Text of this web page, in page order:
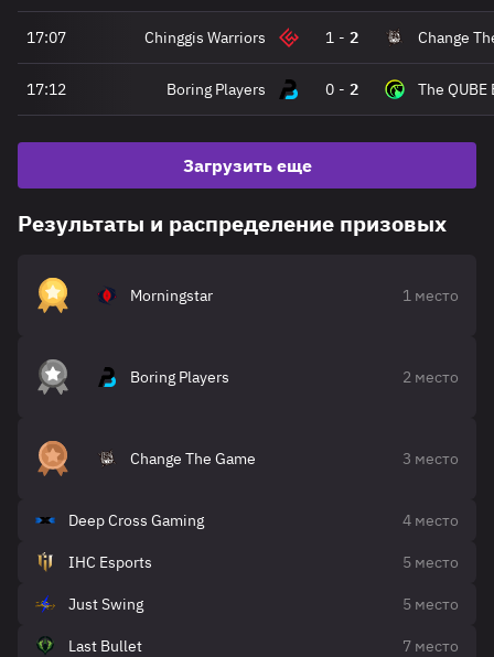
17:07 Chinggis Warriors 1 - 2 Change
17:12 Boring Players 0 - 2 The QUBE
Загрузить еще
Результаты и распределение призовых
Morningstar 1 место
Boring Players 2 место
Change The Game 3 место
Deep Cross Gaming 4 место
IHC Esports 5 место
Just Swing 5 место
Last Bullet 7 место